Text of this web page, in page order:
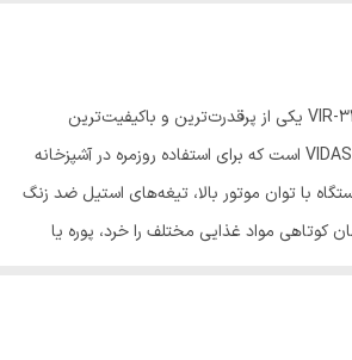
خردکن ویداس مدل VIR-3224 یکی از پرقدرت‌ترین و باکیفیت‌ترین
خردکن‌های برند محبوب VIDAS است که برای استفاده روزمره در آشپزخانه
با توان موتور بالا، تیغه‌های استیل ضد زنگ
کوتاهی مواد غذایی مختلف را خرد، پوره یا
در سطح بالایی قرار دارد.